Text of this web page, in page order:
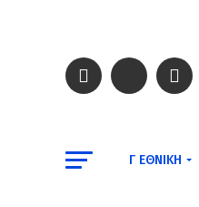
Γ ΕΘΝΙΚΉ